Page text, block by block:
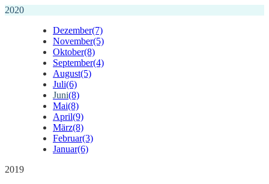
2020
Dezember(7)
November(5)
Oktober(8)
September(4)
August(5)
Juli(6)
Juni(8)
Mai(8)
April(9)
März(8)
Februar(3)
Januar(6)
2019